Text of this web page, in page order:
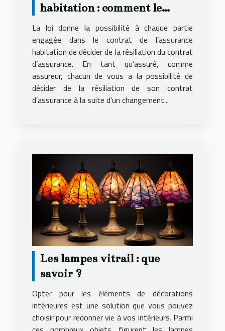
habitation : comment le
résilier ?
La loi donne la possibilité à chaque partie
engagée dans le contrat de l’assurance
habitation de décider de la résiliation du contrat
d’assurance. En tant qu’assuré, comme
assureur, chacun de vous a la possibilité de
décider de la résiliation de son contrat
d’assurance à la suite d’un changement...
Les lampes vitrail : que
savoir ?
Opter pour les éléments de décorations
intérieures est une solution que vous pouvez
choisir pour redonner vie à vos intérieurs. Parmi